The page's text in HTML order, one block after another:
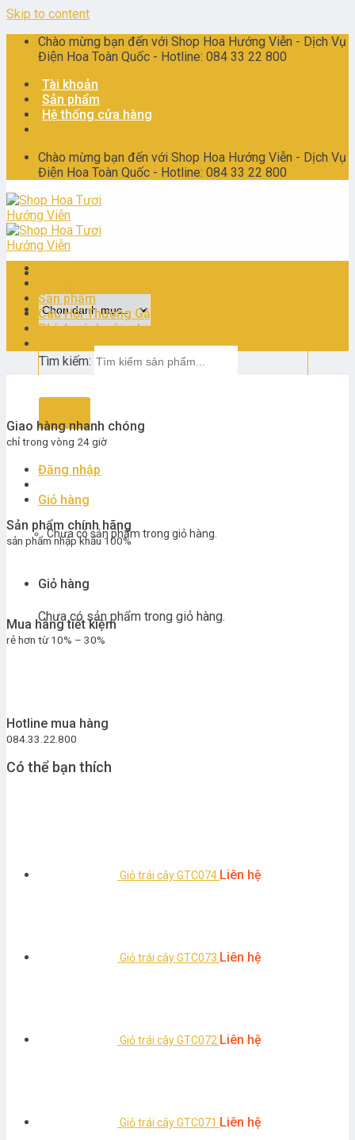
Skip to content
Chào mừng bạn đến với Shop Hoa Hướng Viễn - Dịch Vụ
Điện Hoa Toàn Quốc - Hotline: 084 33 22 800
Tài khoản
Sản phẩm
Hệ thống cửa hàng
Chào mừng bạn đến với Shop Hoa Hướng Viễn - Dịch Vụ
Điện Hoa Toàn Quốc - Hotline: 084 33 22 800
Tìm kiếm:
Đăng nhập
Giỏ hàng
Chưa có sản phẩm trong giỏ hàng.
Giỏ hàng
Chưa có sản phẩm trong giỏ hàng.
Sản phẩm
Câu Hỏi Thường Gặp
Chính sách vận chuyển
Giao hàng nhanh chóng
chỉ trong vòng 24 giờ
Sản phẩm chính hãng
sản phẩm nhập khẩu 100%
Mua hàng tiết kiệm
rẻ hơn từ 10% – 30%
Hotline mua hàng
084.33.22.800
Có thể bạn thích
Giỏ trái cây GTC074 Liên hệ
Giỏ trái cây GTC073 Liên hệ
Giỏ trái cây GTC072 Liên hệ
Giỏ trái cây GTC071 Liên hệ